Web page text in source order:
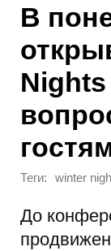
В
Nights
Теги: winter
До